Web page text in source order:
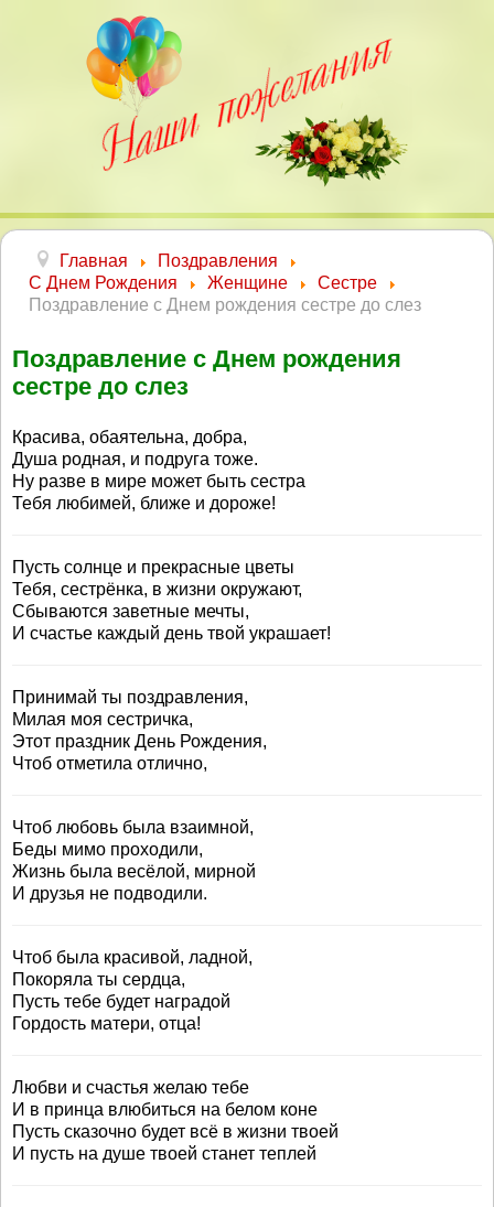
Главная
Поздравления
С Днем Рождения
Женщине
Сестре
Поздравление с Днем рождения сестре до слез
Поздравление с Днем рождения
сестре до слез
Красива, обаятельна, добра,
Душа родная, и подруга тоже.
Ну разве в мире может быть сестра
Тебя любимей, ближе и дороже!
Пусть солнце и прекрасные цветы
Тебя, сестрёнка, в жизни окружают,
Сбываются заветные мечты,
И счастье каждый день твой украшает!
Принимай ты поздравления,
Милая моя сестричка,
Этот праздник День Рождения,
Чтоб отметила отлично,
Чтоб любовь была взаимной,
Беды мимо проходили,
Жизнь была весёлой, мирной
И друзья не подводили.
Чтоб была красивой, ладной,
Покоряла ты сердца,
Пусть тебе будет наградой
Гордость матери, отца!
Любви и счастья желаю тебе
И в принца влюбиться на белом коне
Пусть сказочно будет всё в жизни твоей
И пусть на душе твоей станет теплей